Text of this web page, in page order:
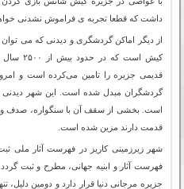
داشت که قطعا تجربه ی فراموش نشدنی
از دیگر اماکن گردشگری و دیدنی که می
کیش است
قدیمی جزیره را تامین می‌کرده است و
قدمت دارند مزین شده است
شهر زیرزمینی کاریز در فهرست آثار ملی
فهرست آثار و ابنیه جهانی، مطرح و ثبت
جزیره مرجانی دنیا قرار دارد و دومین